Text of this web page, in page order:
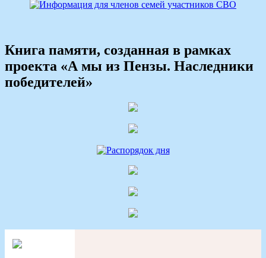
Книга памяти, созданная в рамках
проекта «А мы из Пензы. Наследники
победителей»